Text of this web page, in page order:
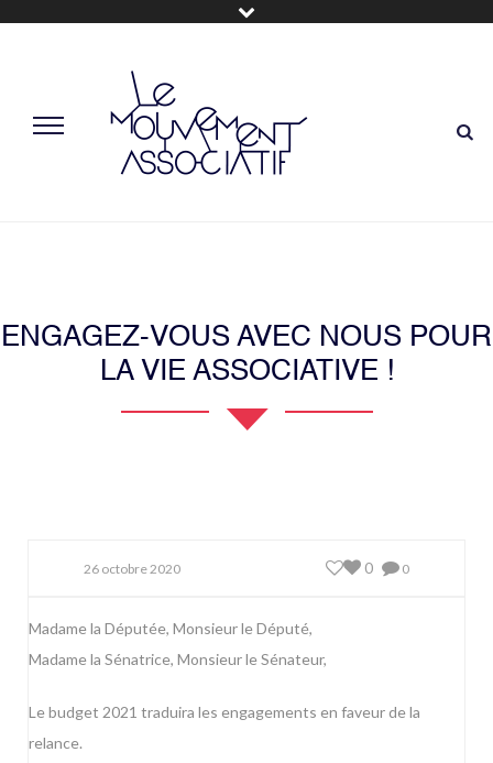
ENGAGEZ-VOUS AVEC NOUS POUR
LA VIE ASSOCIATIVE !
26 octobre 2020 0
0
Madame la Députée, Monsieur le Député,
Madame la Sénatrice, Monsieur le Sénateur,
Le budget 2021 traduira les engagements en faveur de la
relance.